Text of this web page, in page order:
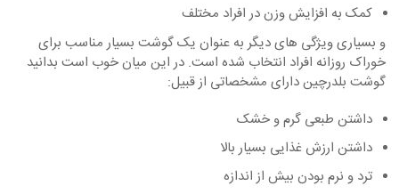
کمک به افزایش وزن در افراد مختلف
و بسیاری ویژگی های دیگر به عنوان یک گوشت بسیار مناسب برای
خوراک روزانه افراد انتخاب شده است. در این میان خوب است بدانید
گوشت بلدرچین دارای مشخصاتی از قبیل:
داشتن طبعی گرم و خشک
داشتن ارزش غذایی بسیار بالا
ترد و نرم بودن بیش از اندازه